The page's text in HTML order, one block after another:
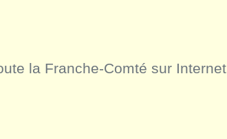
la Franche-Comté sur Internet